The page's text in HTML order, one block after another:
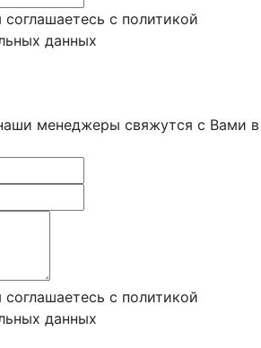
с политикой
данных
менеджеры свяжутся с Вами в
с политикой
данных